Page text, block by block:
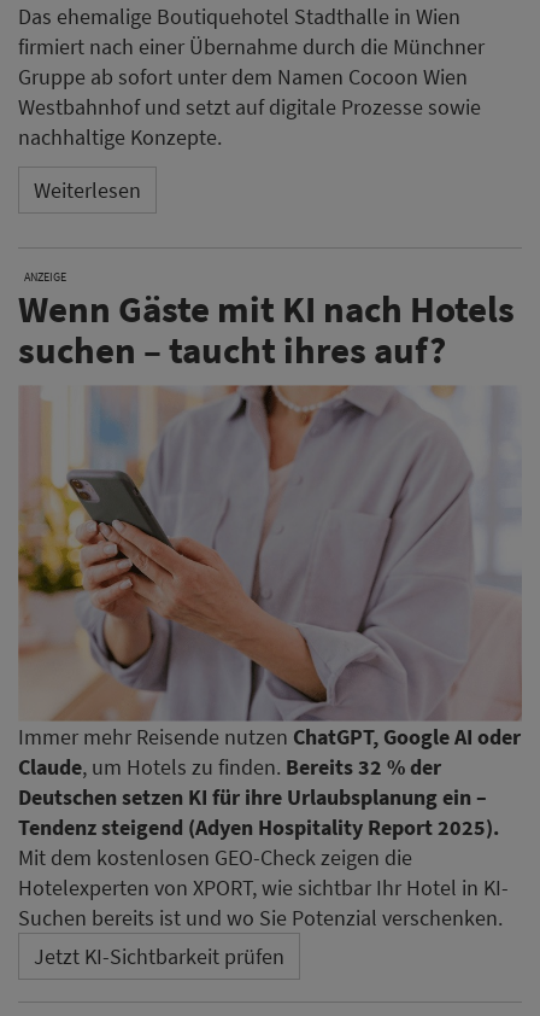
Das ehemalige Boutiquehotel Stadthalle in Wien
firmiert nach einer Übernahme durch die Münchner
Gruppe ab sofort unter dem Namen Cocoon Wien
Westbahnhof und setzt auf digitale Prozesse sowie
nachhaltige Konzepte.
Weiterlesen
ANZEIGE
Wenn Gäste mit KI nach Hotels
suchen – taucht ihres auf?
Immer mehr Reisende nutzen ChatGPT, Google AI oder
Claude, um Hotels zu finden. Bereits 32 % der
Deutschen setzen KI für ihre Urlaubsplanung ein –
Tendenz steigend (Adyen Hospitality Report 2025).
Mit dem kostenlosen GEO-Check zeigen die
Hotelexperten von XPORT, wie sichtbar Ihr Hotel in KI-
Suchen bereits ist und wo Sie Potenzial verschenken.
Jetzt KI-Sichtbarkeit prüfen